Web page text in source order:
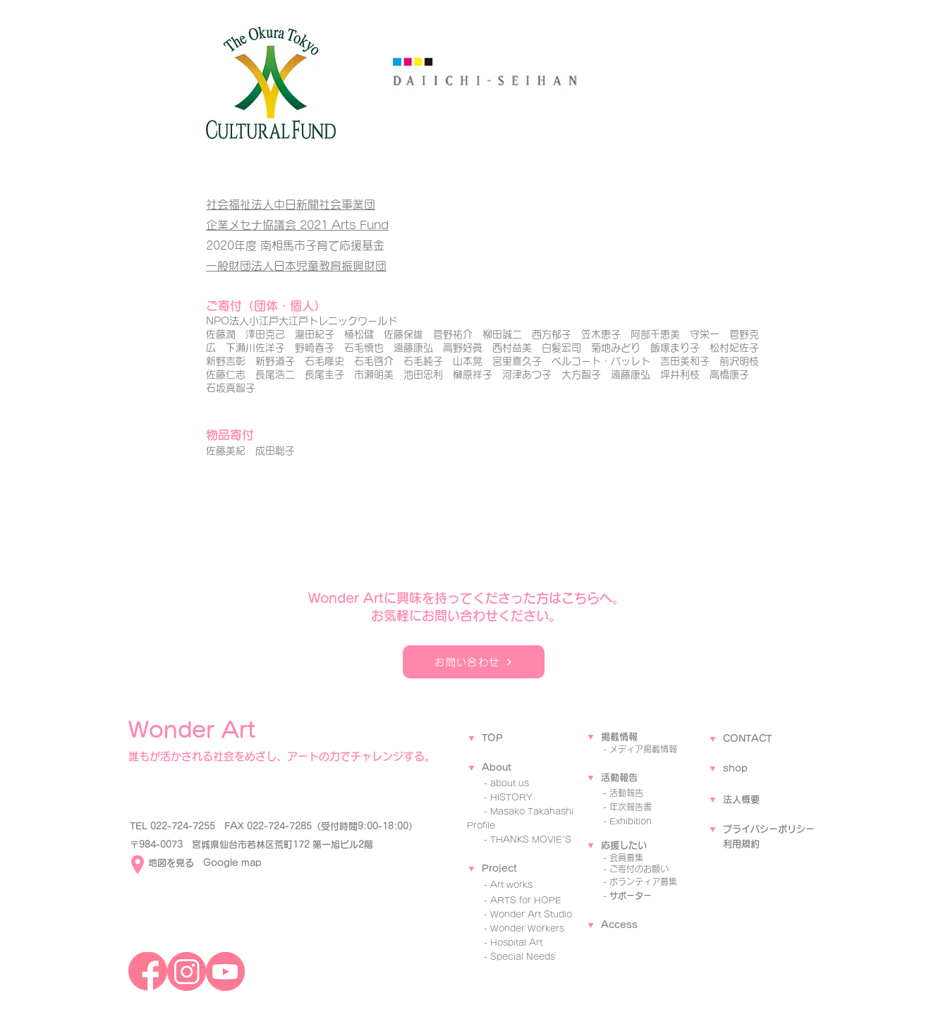
社会福祉法人中日新聞社会事業団
企業メセナ協議会 2021 Arts Fund
2020年度 南相馬市子育て応援基金
一般財団法人日本児童教育振興財団
ご寄付（団体・ 個人）
NPO法人小江戸大江戸トレニックワールド
佐藤潤 澤田克己 瀧田紀子 植松健 佐藤保雄 菅野祐介 柳田誠二 西方郁子 笠木恵子 阿部千恵美 守栄一 菅野克
広 下瀬川佐洋子 野崎春子 石毛慎也 遠藤康弘 高野好眞 西村益美 白髪宏司 菊地みどり 飯塚まり子 松村妃佐子
新野吉彰 新野道子 石毛隆史 石毛啓介 石毛純子 山本晃 宮里喜久子 ベルコート・バッレト 吉田美和子 前沢明枝
佐藤仁志 長尾浩二 長尾圭子 市瀬明美 池田忠利 榊原祥子 河津あつ子 大方智子 遠藤康弘 坪井利枝 高橋康子
石坂真智子
物品寄付
佐藤美紀 成田聡子
​Wonder Artに興味を持ってくださった方はこちらへ。
​お気軽にお問い合わせください。
お問い合わせ
Wonder Art
誰もが活かされる社会をめざし、アートの力でチャレンジする。
TEL 022-724-7255 FAX 022-724-7285（受付時間9:00-18:00）
〒984-0073 宮城県仙台市若林区荒町172 第一旭ビル2階
​ 地図を見る Google map
▼ TOP
▼ About
- about us
- ​HISTORY
- Masako Takahashi
Profile
- THANKS MOVIE'S
▼ Project
- Art works
- ARTS for HOPE
- Wonder Art Studio
- Wonder Workers
- Hospital Art
- Special Needs
▼ 掲載情報
- メディア掲載情報
▼ 活動報告
- 活動報告
- 年次報告書
- Exhibition
▼ 応援したい
- 会員募集
- ご寄付のお願い
- ボランティア募集
- サポーター
▼ Access
▼ CONTACT
▼ shop
▼ 法人概要
▼ プライバシーポリシー
利用規約